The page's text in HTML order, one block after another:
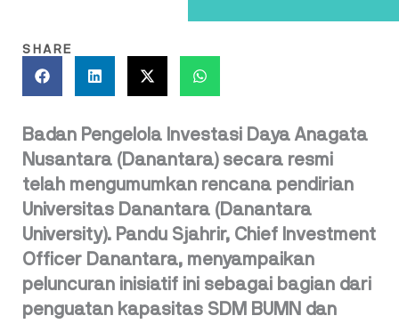
SHARE
Badan Pengelola Investasi Daya Anagata
Nusantara (Danantara) secara resmi
telah mengumumkan rencana pendirian
Universitas Danantara (Danantara
University). Pandu Sjahrir, Chief Investment
Officer Danantara, menyampaikan
peluncuran inisiatif ini sebagai bagian dari
penguatan kapasitas SDM BUMN dan